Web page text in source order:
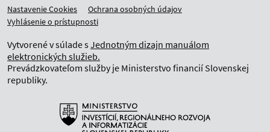
Nastavenie Cookies
Ochrana osobných údajov
Vyhlásenie o prístupnosti
Vytvorené v súlade sJednotným dizajn manuálom
elektronických služieb.
Prevádzkovateľom služby je Ministerstvo financií Slovenskej
republiky.